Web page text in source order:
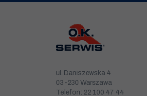
ul. Daniszewska 4
03-230 Warszawa
Telefon: 22 100 47 44